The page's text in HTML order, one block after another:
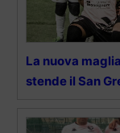
La nuova
stende il San